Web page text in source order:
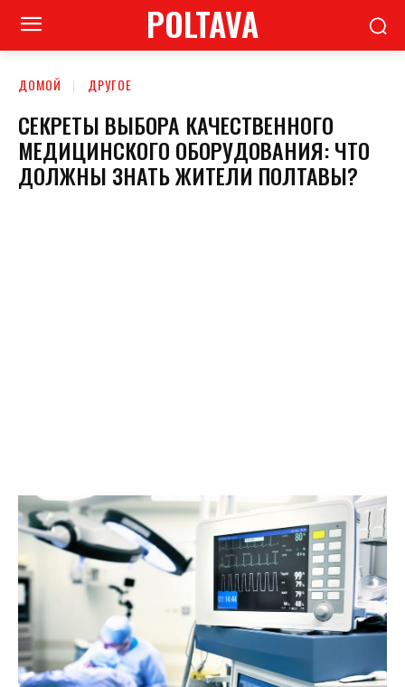
POLTAVA
ДОМОЙ ДРУГОЕ
СЕКРЕТЫ ВЫБОРА КАЧЕСТВЕННОГО
МЕДИЦИНСКОГО ОБОРУДОВАНИЯ: ЧТО
ДОЛЖНЫ ЗНАТЬ ЖИТЕЛИ ПОЛТАВЫ?